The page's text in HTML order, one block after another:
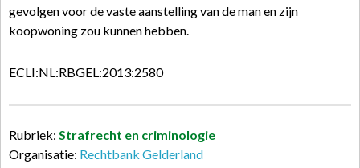
gevolgen voor de vaste aanstelling van de man en zijn
koopwoning zou kunnen hebben.
ECLI:NL:RBGEL:2013:2580
Rubriek: Strafrecht en criminologie
Organisatie: Rechtbank Gelderland